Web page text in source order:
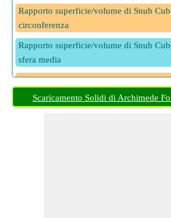
Rapporto superficie/volume di Snub
circonferenza
Rapporto superficie/volume di Snub
sfera media
Rapporto superficie/volume di Snub
Scaricamento Solidi di Archimede